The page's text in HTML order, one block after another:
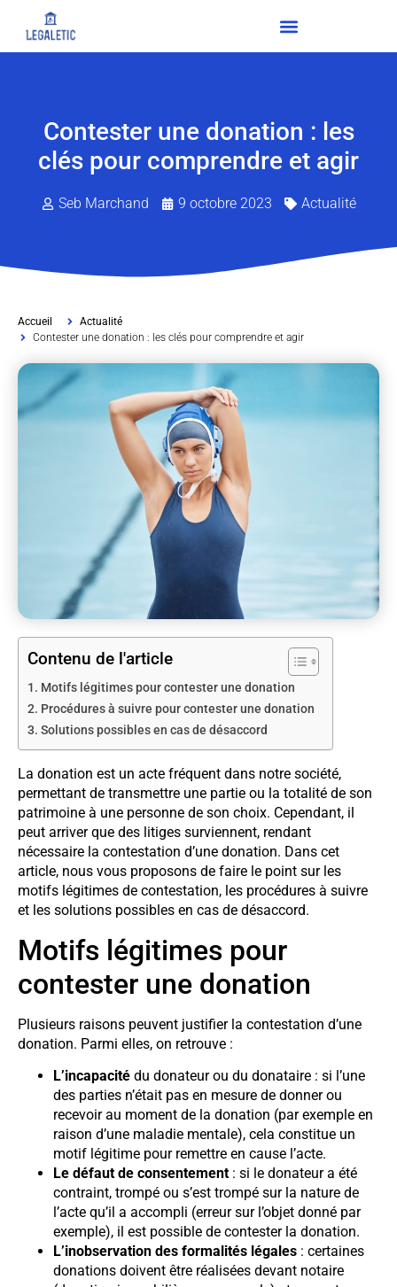
Contester une donation : les
clés pour comprendre et agir
Seb Marchand 9 octobre 2023 Actualité
Accueil
Actualité
Contester une donation : les clés pour comprendre et agir
Contenu de l'article
Motifs légitimes pour contester une donation
Procédures à suivre pour contester une donation
Solutions possibles en cas de désaccord
La donation est un acte fréquent dans notre société,
permettant de transmettre une partie ou la totalité de son
patrimoine à une personne de son choix. Cependant, il
peut arriver que des litiges surviennent, rendant
nécessaire la contestation d’une donation. Dans cet
article, nous vous proposons de faire le point sur les
motifs légitimes de contestation, les procédures à suivre
et les solutions possibles en cas de désaccord.
Motifs légitimes pour
contester une donation
Plusieurs raisons peuvent justifier la contestation d’une
donation. Parmi elles, on retrouve :
L’incapacité du donateur ou du donataire : si l’une
des parties n’était pas en mesure de donner ou
recevoir au moment de la donation (par exemple en
raison d’une maladie mentale), cela constitue un
motif légitime pour remettre en cause l’acte.
Le défaut de consentement : si le donateur a été
contraint, trompé ou s’est trompé sur la nature de
l’acte qu’il a accompli (erreur sur l’objet donné par
exemple), il est possible de contester la donation.
L’inobservation des formalités légales : certaines
donations doivent être réalisées devant notaire